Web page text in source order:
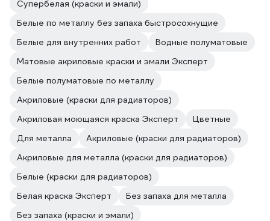
Супербелая (краски и эмали)
Белые по металлу без запаха быстросохнущие
Белые для внутренних работ
Водные полуматовые
Матовые акриловые краски и эмали Эксперт
Белые полуматовые по металлу
Акриловые (краски для радиаторов)
Акриловая моющаяся краска Эксперт
Цветные
Для металла
Акриловые (краски для радиаторов)
Акриловые для металла (краски для радиаторов)
Белые (краски для радиаторов)
Белая краска Эксперт
Без запаха для металла
Без запаха (краски и эмали)